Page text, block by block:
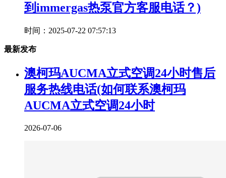
到immergas热泵官方客服电话？)
时间：2025-07-22 07:57:13
最新发布
澳柯玛AUCMA立式空调24小时售后
服务热线电话(如何联系澳柯玛
AUCMA立式空调24小时
2026-07-06